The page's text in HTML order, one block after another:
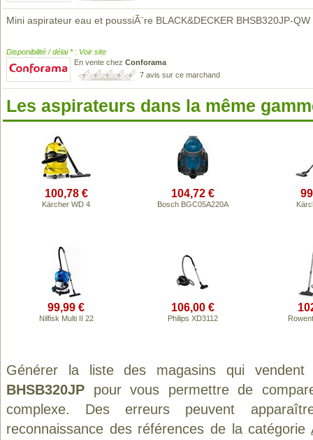
Mini aspirateur eau et poussiÃ¨re BLACK&DECKER BHSB320JP-QW
Disponibilité / délai * : Voir site
En vente chez Conforama
7 avis sur ce marchand
Les aspirateurs dans la même
100,78 €
Kärcher WD 4
104,72 €
Bosch BGC05A220A
99,99 €
Nilfisk Multi II 22
106,00 €
Philips XD3112
Générer la liste des magasins qui
BHSB320JP pour vous permettre de
complexe. Des erreurs peuvent
reconnaissance des références de la catégorie